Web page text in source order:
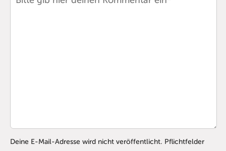
Deine E-Mail-Adresse wird nicht veröffentlicht. Pflichtfelder